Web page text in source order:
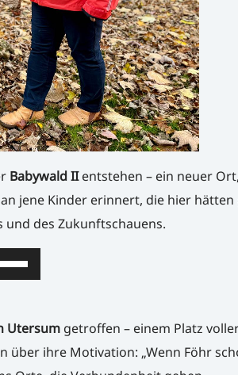
Babywald IIentstehen – ein neuer
jene Kinder erinnert, die hier hätten
und des Zukunftschauens.
Runter
Utersumgetroffen – einem Platz
über ihre Motivation: „Wenn Föhr